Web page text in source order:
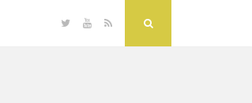
TwitterYouTube
RSS